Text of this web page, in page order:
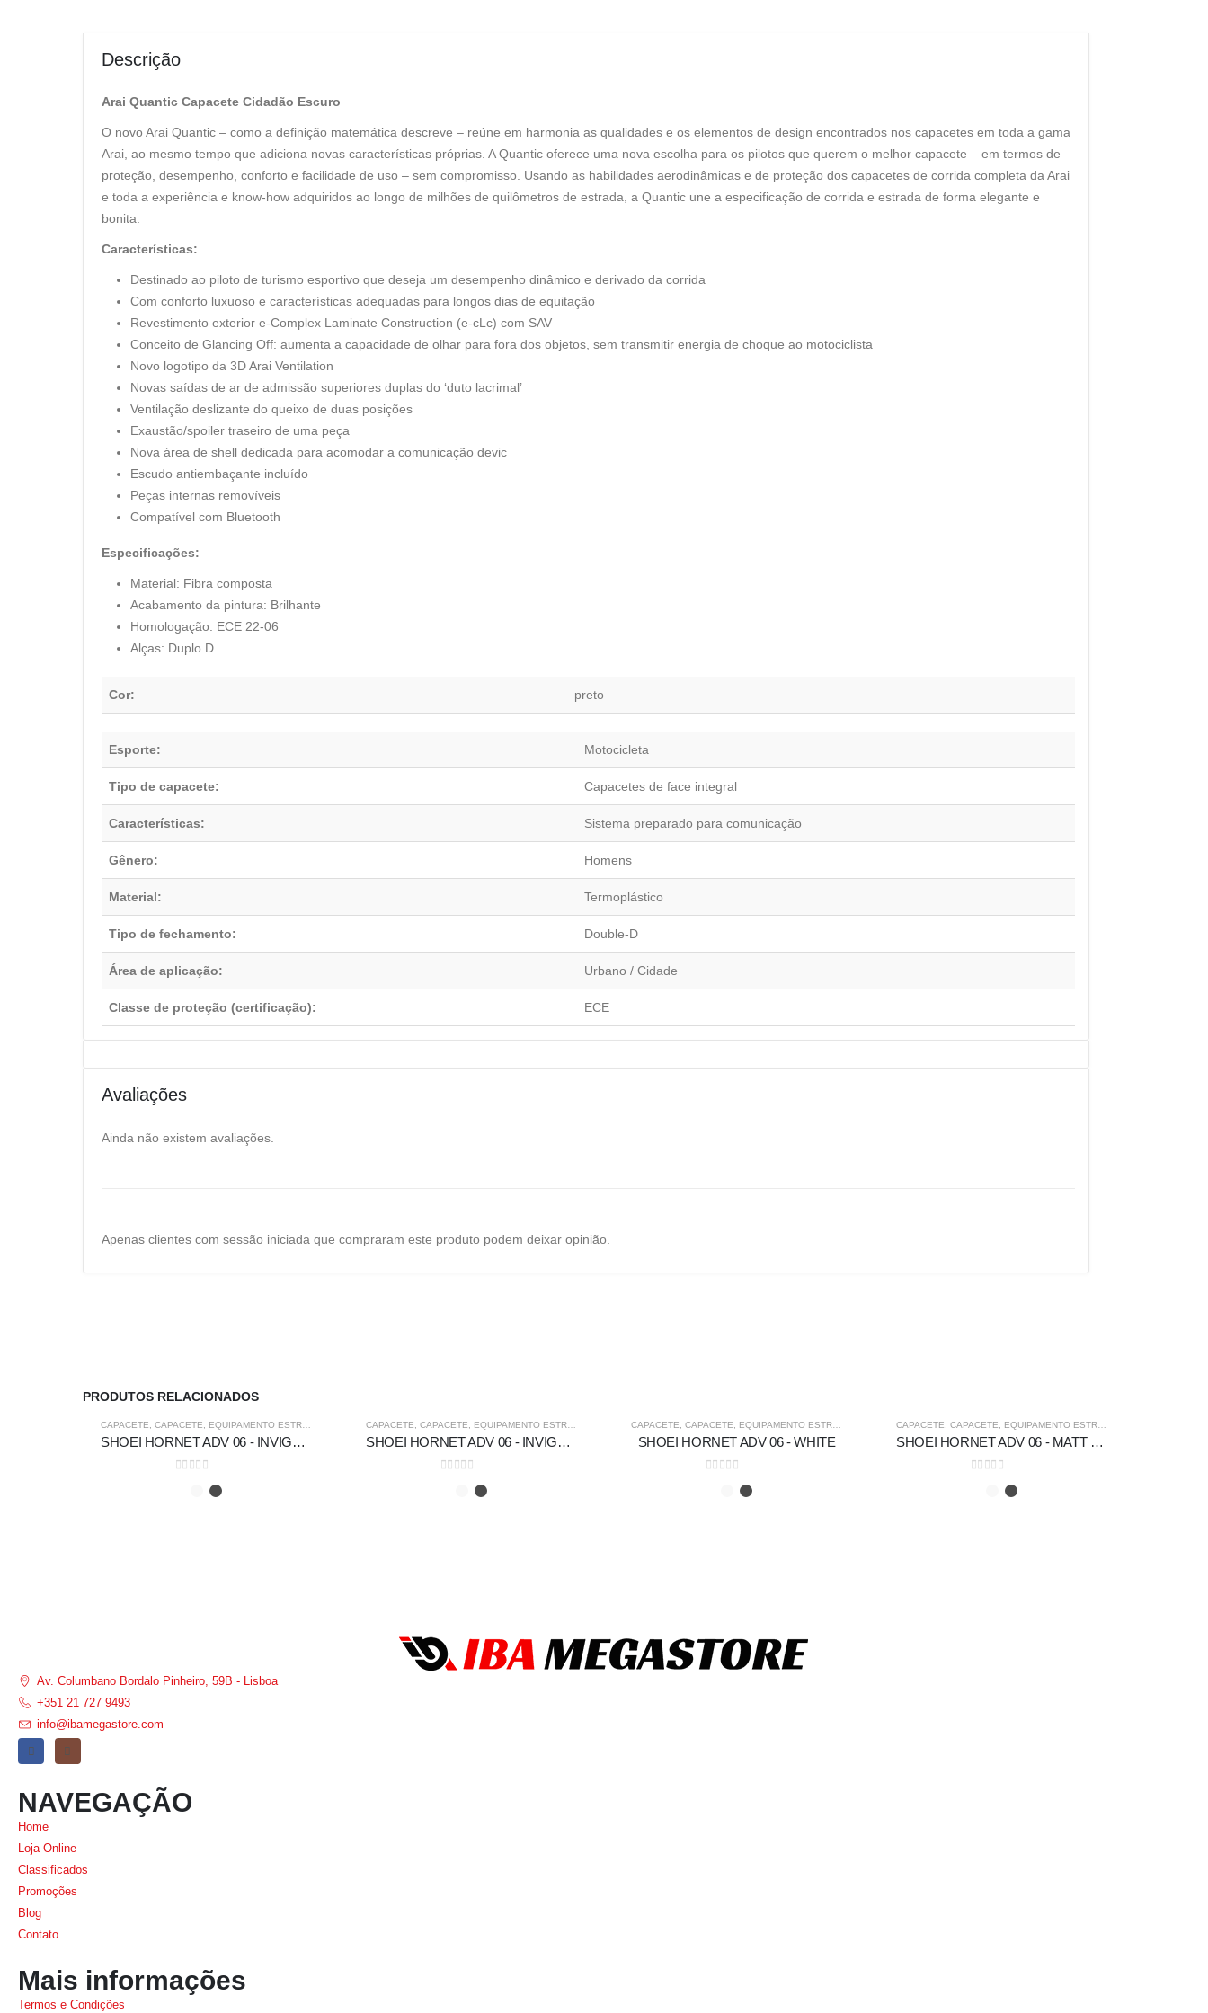
Descrição
Arai Quantic Capacete Cidadão Escuro
O novo Arai Quantic – como a definição matemática descreve – reúne em harmonia as qualidades e os elementos de design encontrados nos capacetes em toda a gama
Arai, ao mesmo tempo que adiciona novas características próprias. A Quantic oferece uma nova escolha para os pilotos que querem o melhor capacete – em termos de
proteção, desempenho, conforto e facilidade de uso – sem compromisso. Usando as habilidades aerodinâmicas e de proteção dos capacetes de corrida completa da Arai
e toda a experiência e know-how adquiridos ao longo de milhões de quilômetros de estrada, a Quantic une a especificação de corrida e estrada de forma elegante e
bonita.
Características:
Destinado ao piloto de turismo esportivo que deseja um desempenho dinâmico e derivado da corrida
Com conforto luxuoso e características adequadas para longos dias de equitação
Revestimento exterior e-Complex Laminate Construction (e-cLc) com SAV
Conceito de Glancing Off: aumenta a capacidade de olhar para fora dos objetos, sem transmitir energia de choque ao motociclista
Novo logotipo da 3D Arai Ventilation
Novas saídas de ar de admissão superiores duplas do ‘duto lacrimal’
Ventilação deslizante do queixo de duas posições
Exaustão/spoiler traseiro de uma peça
Nova área de shell dedicada para acomodar a comunicação devic
Escudo antiembaçante incluído
Peças internas removíveis
Compatível com Bluetooth
Especificações:
Material: Fibra composta
Acabamento da pintura: Brilhante
Homologação: ECE 22-06
Alças: Duplo D
Cor: preto
Esporte: Motocicleta
Tipo de capacete: Capacetes de face integral
Características: Sistema preparado para comunicação
Gênero: Homens
Material: Termoplástico
Tipo de fechamento: Double-D
Área de aplicação: Urbano / Cidade
Classe de proteção (certificação): ECE
Avaliações
Ainda não existem avaliações.
Apenas clientes com sessão iniciada que compraram este produto podem deixar opinião.
PRODUTOS RELACIONADOS
CAPACETE CAPACETE EQUIPAMENTO ESTRADA FORA DE ESTRADA
SHOEI HORNET ADV 06 - INVIGORATE TC-4
CAPACETE CAPACETE EQUIPAMENTO ESTRADA FORA DE ESTRADA
SHOEI HORNET ADV 06 - INVIGORATE TC-10
CAPACETE CAPACETE EQUIPAMENTO ESTRADA FORA DE ESTRADA
SHOEI HORNET ADV 06 - WHITE
CAPACETE CAPACETE EQUIPAMENTO ESTRADA
SHOEI HORNET ADV 06 - MATT DEEP GREY
Av. Columbano Bordalo Pinheiro, 59B - Lisboa
+351 21 727 9493
info@ibamegastore.com
NAVEGAÇÃO
Home
Loja Online
Classificados
Promoções
Blog
Contato
Mais informações
Termos e Condições